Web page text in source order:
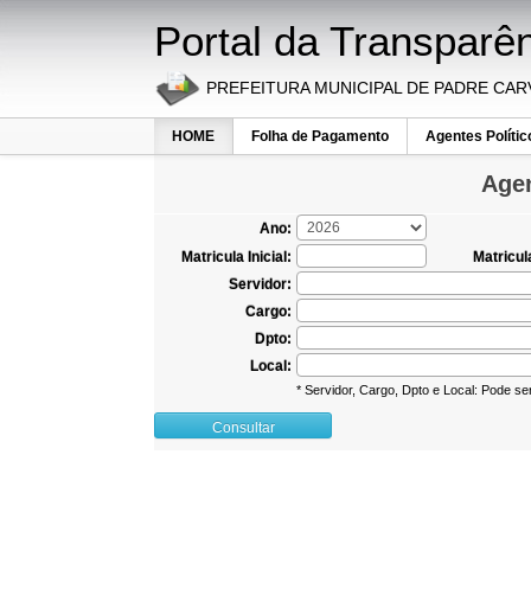
Portal da
PREFEITURA MUNICIPAL DE PADRE
HOME Folha de Pagamento Agentes
Ano:
Matricula Inicial:
Servidor:
Cargo:
Dpto:
Local:
* Servidor, Cargo, Dpto e Local: Pode
Consultar